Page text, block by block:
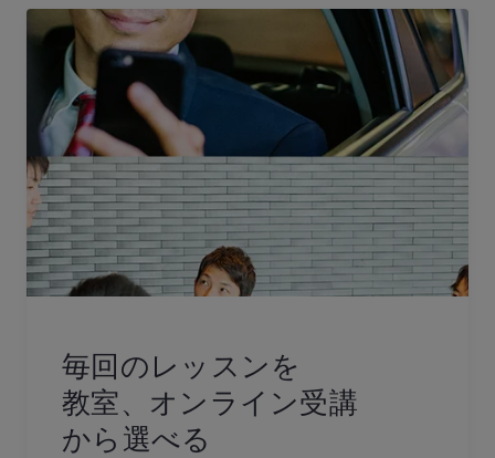
毎回のレッスンを
教室、オンライン受講
から選べる